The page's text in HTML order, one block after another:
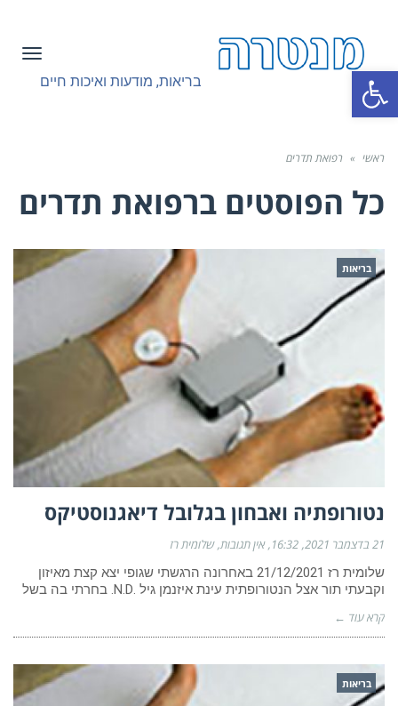
פתח סרגל נגישות בריאות, מודעות ואיכות חיים
ראשי » רפואת תדרים
כל הפוסטים ברפואת תדרים
בריאות
נטורופתיה ואבחון בגלובל דיאגנוסטיקס
21 בדצמבר 2021 16:32 אין תגובות שלומית רז
שלומית רז 21/12/2021 באחרונה הרגשתי שגופי יצא קצת מאיזון
וקבעתי תור אצל הנטורופתית עינת איזנמן גיל .N.D. בחרתי בה בשל
קרא עוד ←
בריאות